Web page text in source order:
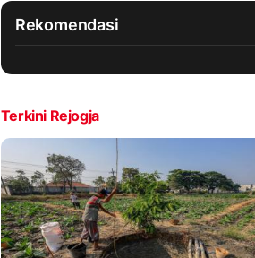
Rekomendasi
Terkini Rejogja